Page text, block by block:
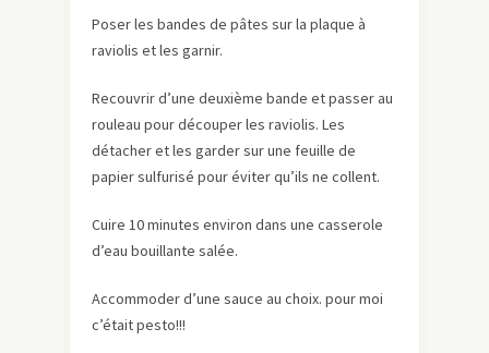
Poser les bandes de pâtes sur la plaque à
raviolis et les garnir.
Recouvrir d’une deuxième bande et passer au
rouleau pour découper les raviolis. Les
détacher et les garder sur une feuille de
papier sulfurisé pour éviter qu’ils ne collent.
Cuire 10 minutes environ dans une casserole
d’eau bouillante salée.
Accommoder d’une sauce au choix. pour moi
c’était pesto!!!